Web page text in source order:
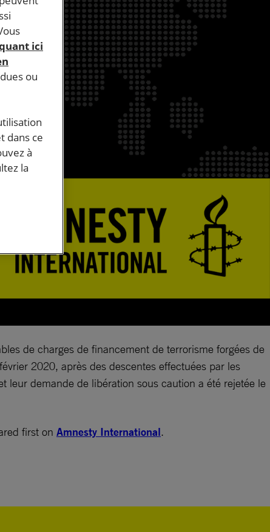
de charges de financement de terrorisme forgées de
2020, après des descentes effectuées par les
leur demande de libération sous caution a été rejetée le
first on Amnesty International.
ici
ou
dans ce
à
la